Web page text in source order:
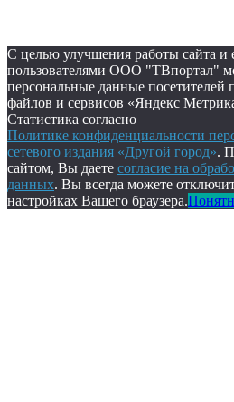
С целью улучшения работы сайта и
пользователями ООО "ТВпортал"
персональные данные
файлов и сервисов «Яндекс
Статистика согласно
Политике конфиденциальности
сетевого издания «Другой город».
сайтом, Вы даете согласие на
данных. Вы всегда можете
настройках Вашего браузера.